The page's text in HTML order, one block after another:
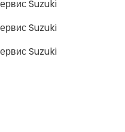
Suzuki
Suzuki
Suzuki